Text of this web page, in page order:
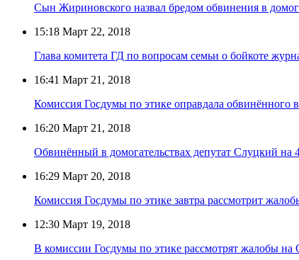
Сын Жириновского назвал бредом обвинения в
15:18 Март 22, 2018
Глава комитета ГД по вопросам семьи о бойкоте
16:41 Март 21, 2018
Комиссия Госдумы по этике оправдала обвинённого
16:20 Март 21, 2018
Обвинённый в домогательствах депутат Слуцкий на
16:29 Март 20, 2018
Комиссия Госдумы по этике завтра рассмотрит
12:30 Март 19, 2018
В комиссии Госдумы по этике рассмотрят жалобы на